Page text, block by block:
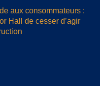
aux consommateurs :
Hall de cesser d’agir